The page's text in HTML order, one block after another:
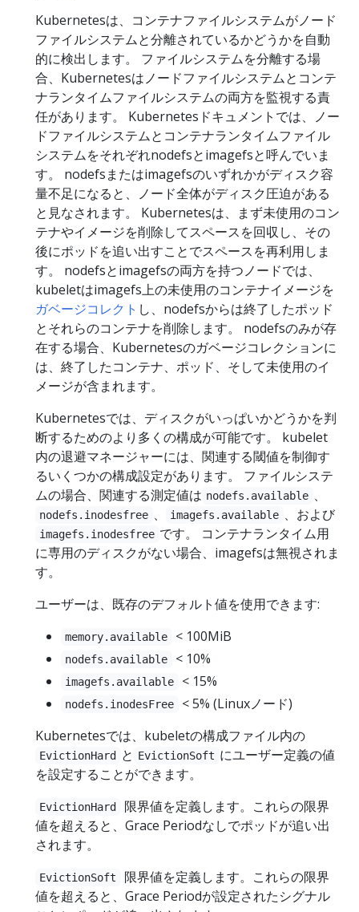
Kubernetesは、コンテナファイルシステムがノード
ファイルシステムと分離されているかどうかを自動
的に検出します。 ファイルシステムを分離する場
合、Kubernetesはノードファイルシステムとコンテ
ナランタイムファイルシステムの両方を監視する責
任があります。 Kubernetesドキュメントでは、ノー
ドファイルシステムとコンテナランタイムファイル
システムをそれぞれnodefsとimagefsと呼んでいま
す。 nodefsまたはimagefsのいずれかがディスク容
量不足になると、ノード全体がディスク圧迫がある
と見なされます。 Kubernetesは、まず未使用のコン
テナやイメージを削除してスペースを回収し、その
後にポッドを追い出すことでスペースを再利用しま
す。 nodefsとimagefsの両方を持つノードでは、
kubeletはimagefs上の未使用のコンテナイメージを
ガベージコレクト し、nodefsからは終了したポッド
とそれらのコンテナを削除します。 nodefsのみが存
在する場合、Kubernetesのガベージコレクションに
は、終了したコンテナ、ポッド、そして未使用のイ
メージが含まれます。
Kubernetesでは、ディスクがいっぱいかどうかを判
断するためのより多くの構成が可能です。 kubelet
内の退避マネージャーには、関連する閾値を制御す
るいくつかの構成設定があります。 ファイルシステ
ムの場合、関連する測定値は nodefs.available 、
nodefs.inodesfree 、 imagefs.available 、および
imagefs.inodesfree です。 コンテナランタイム用
に専用のディスクがない場合、imagefsは無視されま
す。
ユーザーは、既存のデフォルト値を使用できます:
memory.available < 100MiB
nodefs.available < 10%
imagefs.available < 15%
nodefs.inodesFree
< 5% (Linuxノード)
Kubernetesでは、kubeletの構成ファイル内の
EvictionHard と EvictionSoft にユーザー定義の値
を設定することができます。
EvictionHard
限界値を定義します。これらの限界
値を超えると、Grace Periodなしでポッドが追い出
されます。
EvictionSoft
限界値を定義します。これらの限界
値を超えると、Grace Periodが設定されたシグナル